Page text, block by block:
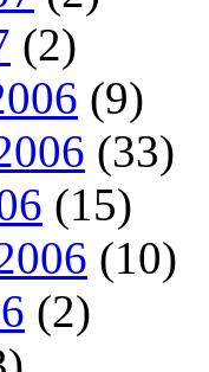
(2)
(9)
(33)
(15)
(10)
(2)